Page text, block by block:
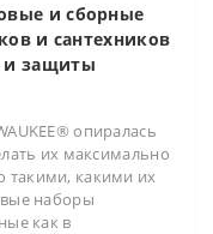
и сборные
и сантехников
и защиты
опиралась
их максимально
какими их
наборы
как в